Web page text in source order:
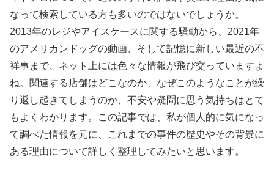
なって検索している方も多いのではないでしょうか。
2013年のレジやアイスケースに関する騒動から、2021年
のアメリカンドッグの動画、そして記憶に新しい最近の不
祥事まで、ネット上には色々な情報が飛び交っていますよ
ね。関連する店舗はどこなのか、なぜこのようなことが繰
り返し起きてしまうのか、不安や疑問に思う気持ちはとて
もよくわかります。この記事では、私が個人的に気になっ
て調べた情報を元に、これまでの事件の歴史やその背景に
ある理由について詳しく整理してみたいと思います。